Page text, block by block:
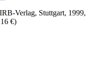
Verlag, Stuttgart, 1999,
€)